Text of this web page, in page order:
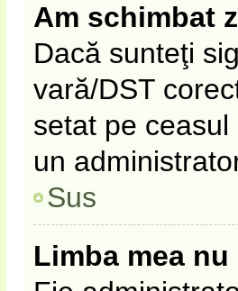
Am schimbat
Dacă sunteţi
vară/DST
setat pe
un
Sus
Limba mea